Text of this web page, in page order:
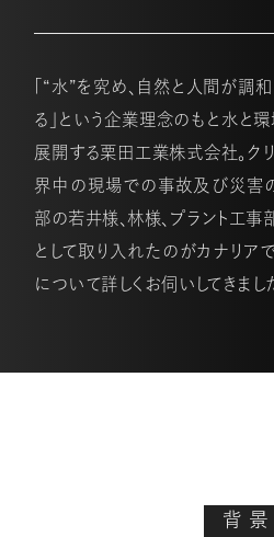
「“水”を究め、自然と人間が調
る」という企業理念のもと水と
展開する栗田工業株式会社。ク
界中の現場での事故及び災害
部の若井様、林様、プラント工
として取り入れたのがカナリア
について詳しくお伺いしてきまし
背 景